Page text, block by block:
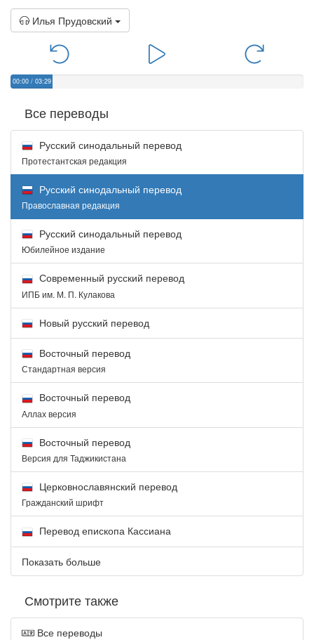
Илья Прудовский
00:00 / 03:29
Все переводы
Русский синодальный перевод
Протестантская редакция
Русский синодальный перевод
Православная редакция
Русский синодальный перевод
Юбилейное издание
Современный русский перевод
ИПБ им. М. П. Кулакова
Новый русский перевод
Восточный перевод
Стандартная версия
Восточный перевод
Аллах версия
Восточный перевод
Версия для Таджикистана
Церковнославянский перевод
Гражданский шрифт
Перевод епископа Кассиана
Показать больше
Смотрите также
Все переводы